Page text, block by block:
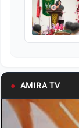
● AMIRA TV